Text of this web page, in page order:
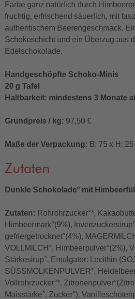
Farbe ganz natürlich durch
fruchtig, erfrischend säuerlich, mit
authentischem Beerengeschmack.
Schokoschicht und ein Überzug aus
Edelschokolade.
Handgeschöpfte Schoko-Minis
20 g Tafel
Haltbarkeit: mindestens 3 Monate
Grundpreis / kg: 97,50 €
Maße der Verpackung: B: 75 x H:
Zutaten
Dunkle Schokolade° mit
Zutaten: Rohrohrzucker°*,
Himbeermark°(9%),
gefriergetrocknet°(4%),
VOLLMILCH°, Himbeerpulver°(2%),
Stärkesirup°, Emulgator: Lecithin
SÜSSMOLKENPULVER°,
Vollrohrzucker°*,
Maisstärke°, Zucker°),